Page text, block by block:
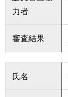
力者
審査結果
氏名